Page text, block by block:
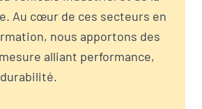
Au cœur de ces secteurs en
nous apportons des
alliant performance,